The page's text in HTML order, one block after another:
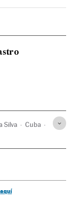
Silva Cuba
aquí